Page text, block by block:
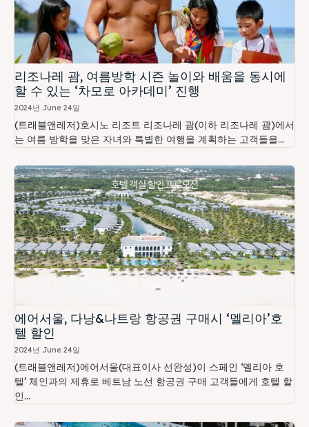
리조나레 괌, 여름방학 시즌 놀이와 배움을 동시에
할 수 있는 ‘차모로 아카데미’ 진행
2024년 June 24일
(트래블앤레저)호시노 리조트 리조나레 괌(이하 리조나레 괌)에서
는 여름 방학을 맞은 자녀와 특별한 여행을 계획하는 고객들을...
에어서울, 다낭&나트랑 항공권 구매시 ‘멜리아’호
텔 할인
2024년 June 24일
(트래블앤레저)에어서울(대표이사 선완성)이 스페인 ‘멜리아 호
텔’ 체인과의 제휴로 베트남 노선 항공권 구매 고객들에게 호텔 할
인...